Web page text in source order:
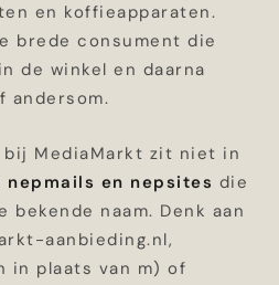
en koffieapparaten.
brede consument die
de winkel en daarna
andersom.
MediaMarkt zit niet in
nepmails en nepsites die
bekende naam. Denk aan
aanbieding.nl,
in plaats van m) of